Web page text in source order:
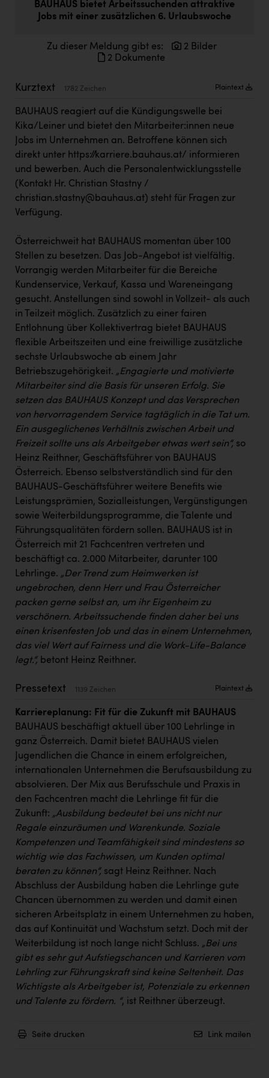
Doppler Gruppe
HIG Infomotion Group
IFE Austria GmbH
Immotech
INTERSPAR
INTERSPORT Austria
Jane Goodall Institute Austria
Karin Liedl
KEBA
KIWI Kinderwunsch Institut Dr. Loimer
KLIPP Frisör
Kleider Bauer
Kremsmüller Anlagenbau GmbH
Maximarkt
Oldtimer Raststationen und Motorhotels
Österreichischer Kachelofenverband
Orlen
PEZ
REMAX
RE/MAX Welcome
Resch&Frisch
RUBBLE MASTER
SCHMACHTL GmbH
Schwingshandl - automation technology gmbh
Seher + Partner
Smurfit Westrock Nettingsdorf
TCL
TGW Logistics
TRAILOMAT & Cycling Austria
Vier Diamanten
Vorlagenportal
Wir besiegen Krebs
Wirtschaftskammer OÖ
ZGONC
z.l.ö.
BAUHAUS bietet Arbeitssuchenden attraktive
Jobs mit einer zusätzlichen 6. Urlaubswoche
Zu dieser Meldung gibt es:
2 Bilder
2 Dokumente
Kurztext 1782 Zeichen Plaintext
BAUHAUS reagiert auf die Kündigungswelle bei
Kika/Leiner und bietet den Mitarbeiter:innen neue
Jobs im Unternehmen an. Betroffene können sich
direkt unter https://karriere.bauhaus.at/ informieren
und bewerben. Auch die Personalentwicklungsstelle
(Kontakt Hr. Christian Stastny /
christian.stastny@bauhaus.at) steht für Fragen zur
Verfügung.
Österreichweit hat BAUHAUS momentan über 100
Stellen zu besetzen. Das Job-Angebot ist vielfältig.
Vorrangig werden Mitarbeiter für die Bereiche
Kundenservice, Verkauf, Kassa und Wareneingang
gesucht. Anstellungen sind sowohl in Vollzeit- als auch
in Teilzeit möglich. Zusätzlich zu einer fairen
Entlohnung über Kollektivertrag bietet BAUHAUS
flexible Arbeitszeiten und eine freiwillige zusätzliche
sechste Urlaubswoche ab einem Jahr
Betriebszugehörigkeit. „Engagierte und motivierte
Mitarbeiter sind die Basis für unseren Erfolg. Sie
setzen das BAUHAUS Konzept und das Versprechen
von hervorragendem Service tagtäglich in die Tat um.
Ein ausgeglichenes Verhältnis zwischen Arbeit und
Freizeit sollte uns als Arbeitgeber etwas wert sein“, so
Heinz Reithner, Geschäftsführer von BAUHAUS
Österreich. Ebenso selbstverständlich sind für den
BAUHAUS-Geschäftsführer weitere Benefits wie
Leistungsprämien, Sozialleistungen, Vergünstigungen
sowie Weiterbildungsprogramme, die Talente und
Führungsqualitäten fördern sollen. BAUHAUS ist in
Österreich mit 21 Fachcentren vertreten und
beschäftigt ca. 2.000 Mitarbeiter, darunter 100
Lehrlinge. „Der Trend zum Heimwerken ist
ungebrochen, denn Herr und Frau Österreicher
packen gerne selbst an, um ihr Eigenheim zu
verschönern. Arbeitssuchende finden daher bei uns
einen krisenfesten Job und das in einem Unternehmen,
das viel Wert auf Fairness und die Work-Life-Balance
legt.“, betont Heinz Reithner.
Pressetext 1139 Zeichen Plaintext
Karriereplanung: Fit für die Zukunft mit BAUHAUS
BAUHAUS beschäftigt aktuell über 100 Lehrlinge in
ganz Österreich. Damit bietet BAUHAUS vielen
Jugendlichen die Chance in einem erfolgreichen,
internationalen Unternehmen die Berufsausbildung zu
absolvieren. Der Mix aus Berufsschule und Praxis in
den Fachcentren macht die Lehrlinge fit für die
Zukunft: „Ausbildung bedeutet bei uns nicht nur
Regale einzuräumen und Warenkunde. Soziale
Kompetenzen und Teamfähigkeit sind mindestens so
wichtig wie das Fachwissen, um Kunden optimal
beraten zu können“, sagt Heinz Reithner. Nach
Abschluss der Ausbildung haben die Lehrlinge gute
Chancen übernommen zu werden und damit einen
sicheren Arbeitsplatz in einem Unternehmen zu haben,
das auf Kontinuität und Wachstum setzt. Doch mit der
Weiterbildung ist noch lange nicht Schluss. „Bei uns
gibt es sehr gut Aufstiegschancen und Karrieren vom
Lehrling zur Führungskraft sind keine Seltenheit. Das
Wichtigste als Arbeitgeber ist, Potenziale zu erkennen
und Talente zu fördern. “, ist Reithner überzeugt.
Seite drucken Link mailen